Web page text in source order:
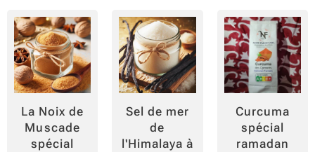
La Noix de
Muscade
spécial
Sel de mer
de
l'Himalaya à
Curcuma
spécial
ramadan